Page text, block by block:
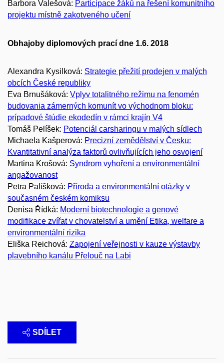
Barbora Valešová: Participace žáků na řešení komunitního
projektu místně zakotveného učení
Obhajoby diplomových prací dne 1.6. 2018
Alexandra Kysilková: Strategie přežití prodejen v malých
obcích České republiky
Eva Brnušáková: Vplyv totalitného režimu na fenomén
budovania zámerných komunít vo východnom bloku:
prípadové štúdie ekodedín v rámci krajín V4
Tomáš Pelíšek: Potenciál carsharingu v malých sídlech
Michaela Kašperová: Precizní zemědělství v Česku:
Kvantitativní analýza faktorů ovlivňujících jeho osvojení
Martina Krošová: Syndrom vyhoření a environmentální
angažovanost
Petra Palíšková: Příroda a environmentální otázky v
současném českém komiksu
Denisa Řídká: Moderní biotechnologie a genové
modifikace zvířat v chovatelství a umění Etika, welfare a
environmentální rizika
Eliška Reichová: Zapojení veřejnosti v kauze výstavby
plavebního kanálu Přelouč na Labi
SDÍLET